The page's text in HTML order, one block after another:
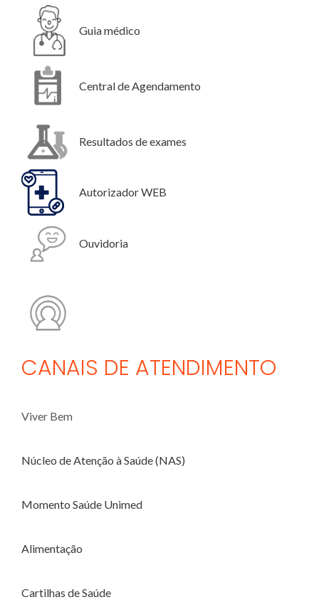
Guia médico
Central de Agendamento
Resultados de exames
Autorizador WEB
Ouvidoria
CANAIS DE ATENDIMENTO
Viver Bem
Núcleo de Atenção à Saúde (NAS)
Momento Saúde Unimed
Alimentação
Cartilhas de Saúde